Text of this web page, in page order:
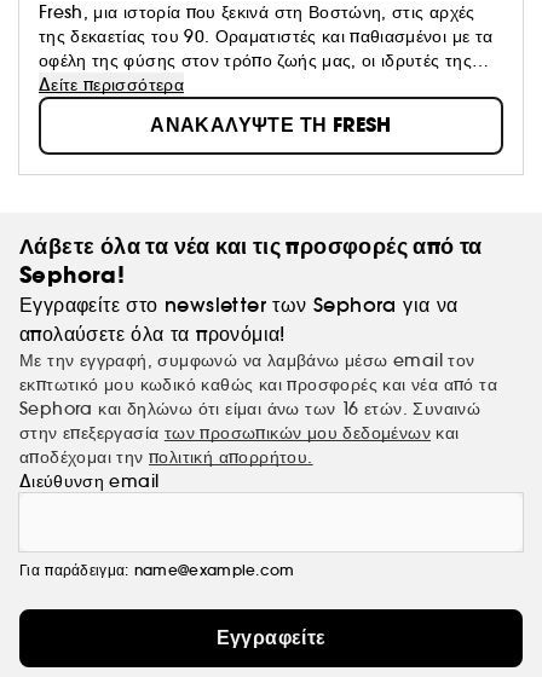
Fresh, μια ιστορία που ξεκινά στη Βοστώνη, στις αρχές
της δεκαετίας του 90. Οραματιστές και παθιασμένοι με τα
οφέλη της φύσης στον τρόπο ζωής μας, οι ιδρυτές της
ήταν πρωτοπόροι στη χρήση φυσικών συστατικών όπως η
ζάχαρη ή η σόγια στον κόσμο της ομορφιάς. Κάθε προϊόν
εκπλήσσει με τη λαχταριστή υφή του, την ευχάριστη
χρήση και την αποτελεσματικότητά του. Μια γενναιόδωρη,
αυθεντική μάρκα που αισθάνεται ωραία!
Δείτε περισσότερα
ΑΝΑΚΑΛΥΨΤΕ ΤΗ FRESH
Λάβετε όλα τα νέα και τις προσφορές από τα
Sephora!
Εγγραφείτε στο newsletter των Sephora για να
απολαύσετε όλα τα προνόμια!
Με την εγγραφή, συμφωνώ να λαμβάνω μέσω email τον
εκπτωτικό μου κωδικό καθώς και προσφορές και νέα από τα
Sephora και δηλώνω ότι είμαι άνω των 16 ετών. Συναινώ
στην επεξεργασία των προσωπικών μου δεδομένων και
αποδέχομαι την πολιτική απορρήτου.
Διεύθυνση email
Για παράδειγμα: name@example.com
Εγγραφείτε